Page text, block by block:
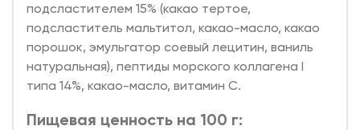
подсластителем 15% (какао тертое,
подсластитель мальтитол, какао-масло, какао
порошок, эмульгатор соевый лецитин, ваниль
натуральная), пептиды морского коллагена I
типа 14%, какао-масло, витамин С.
Пищевая ценность на 100 г: